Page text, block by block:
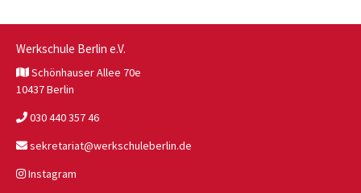
Werkschule Berlin e.V.
Schönhauser Allee 70e
10437 Berlin
030 440 357 46
sekretariat@werkschuleberlin.de
Instagram